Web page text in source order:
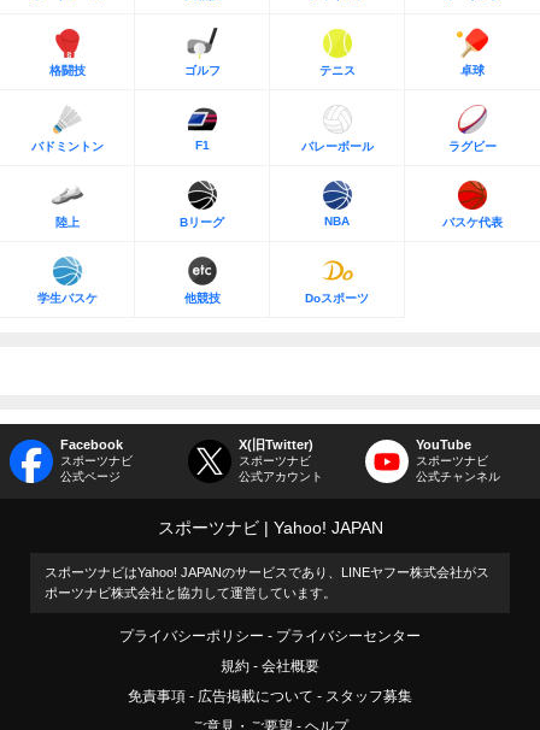
格闘技 ゴルフ テニス 卓球
バドミントン F1 バレーボール ラグビー
陸上 Bリーグ NBA バスケ代表
学生バスケ 他競技 Doスポーツ
Facebook
スポーツナビ
公式ページ
X(旧Twitter)
スポーツナビ
公式アカウント
YouTube
スポーツナビ
公式チャンネル
スポーツナビ Yahoo! JAPAN
スポーツナビはYahoo! JAPANのサービスであり、LINEヤフー株式会社がス
ポーツナビ株式会社と協力して運営しています。
プライバシーポリシー
プライバシーセンター
規約
会社概要
免責事項
広告掲載について
スタッフ募集
ご意見・ご要望
ヘルプ